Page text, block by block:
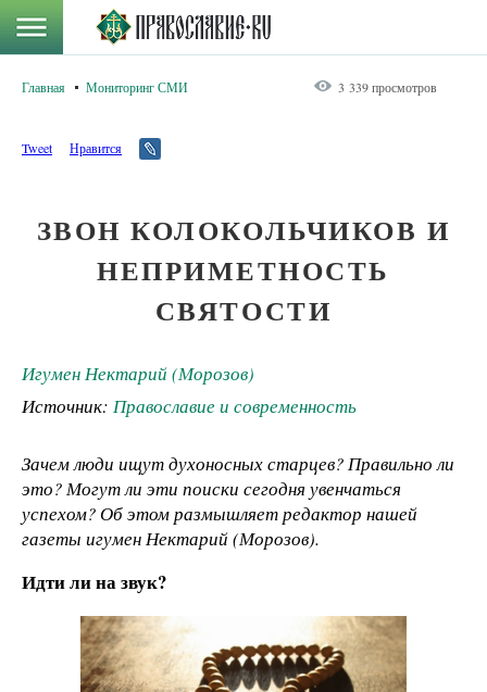
Главная Мониторинг СМИ 3 339 просмотров
Tweet Нравится
ЗВОН КОЛОКОЛЬЧИКОВ И
НЕПРИМЕТНОСТЬ
СВЯТОСТИ
Игумен Нектарий (Морозов)
Источник: Православие и современность
Зачем люди ищут духоносных старцев? Правильно ли
это? Могут ли эти поиски сегодня увенчаться
успехом? Об этом размышляет редактор нашей
газеты игумен Нектарий (Морозов).
Идти ли на звук?